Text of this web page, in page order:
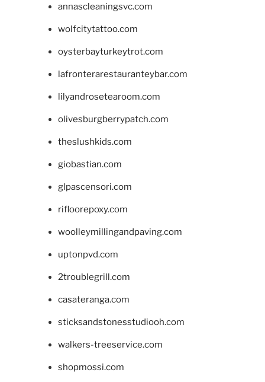
annascleaningsvc.com
wolfcitytattoo.com
oysterbayturkeytrot.com
lafronterarestauranteybar.com
lilyandrosetearoom.com
olivesburgberrypatch.com
theslushkids.com
giobastian.com
glpascensori.com
rifloorepoxy.com
woolleymillingandpaving.com
uptonpvd.com
2troublegrill.com
casateranga.com
sticksandstonesstudiooh.com
walkers-treeservice.com
shopmossi.com